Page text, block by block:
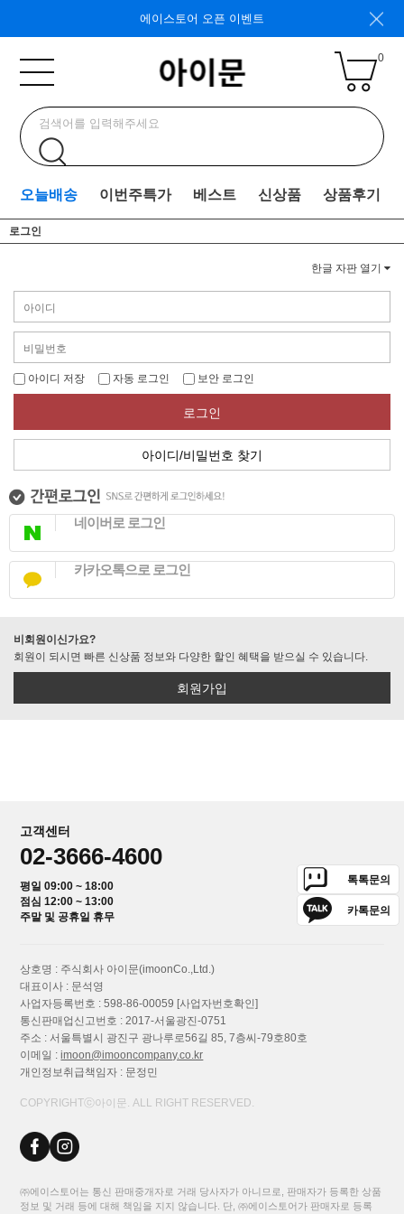
에이스토어 오픈 이벤트
0
오늘배송 이번주특가 베스트 신상품 상품후기
로그인
한글 자판 열기
아이디 저장 자동 로그인 보안 로그인
로그인
아이디/비밀번호 찾기
네이버로 로그인
카카오톡으로 로그인
비회원이신가요?
회원이 되시면 빠른 신상품 정보와 다양한 할인 혜택을 받으실 수 있습니다.
회원가입
고객센터
02-3666-4600
평일 09:00 ~ 18:00
점심 12:00 ~ 13:00
주말 및 공휴일 휴무
톡톡문의
카톡문의
상호명 : 주식회사 아이문(imoonCo.,Ltd.)
대표이사 : 문석영
사업자등록번호 : 598-86-00059 [사업자번호확인]
통신판매업신고번호 : 2017-서울광진-0751
주소 : 서울특별시 광진구 광나루로56길 85, 7층씨-79호80호
이메일 :imoon@imooncompany.co.kr
개인정보취급책임자 : 문정민
COPYRIGHTⓒ아이문. ALL RIGHT RESERVED.
㈜에이스토어는 통신 판매중개자로 거래 당사자가 아니므로, 판매자가 등록한 상품
정보 및 거래 등에 대해 책임을 지지 않습니다. 단, ㈜에이스토어가 판매자로 등록